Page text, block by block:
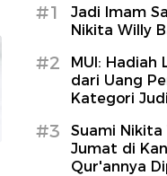
#1
Jadi Imam
Nikita Willy
#2
MUI: Hadiah
dari Uang
Kategori Judi
#3
Suami
Jumat di
Qur'annya